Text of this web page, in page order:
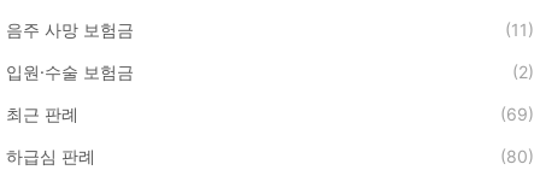
음주 사망 보험금 (11)
입원·수술 보험금 (2)
최근 판례 (69)
하급심 판례 (80)